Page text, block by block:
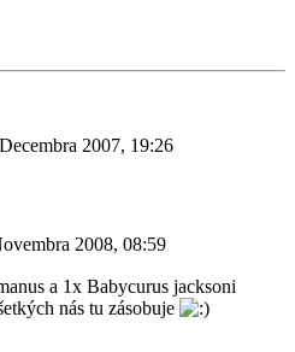
2007, 19:26
2008, 08:59
a 1x Babycurus jacksoni
nás tu zásobuje